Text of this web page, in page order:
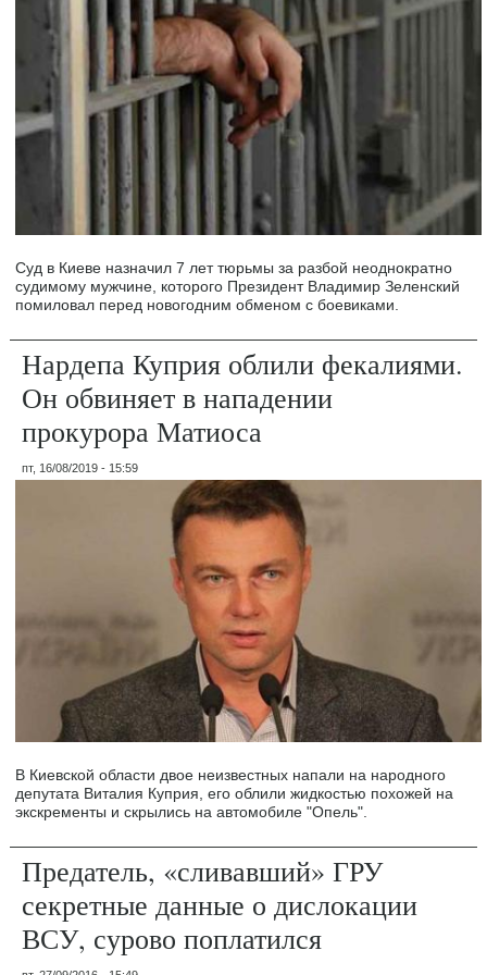
Суд в Киеве назначил 7 лет тюрьмы за разбой неоднократно
судимому мужчине, которого Президент Владимир Зеленский
помиловал перед новогодним обменом с боевиками.
Нардепа Куприя облили фекалиями.
Он обвиняет в нападении
прокурора Матиоса
пт, 16/08/2019 - 15:59
В Киевской области двое неизвестных напали на народного
депутата Виталия Куприя, его облили жидкостью похожей на
экскременты и скрылись на автомобиле "Опель".
Предатель, «сливавший» ГРУ
секретные данные о дислокации
ВСУ, сурово поплатился